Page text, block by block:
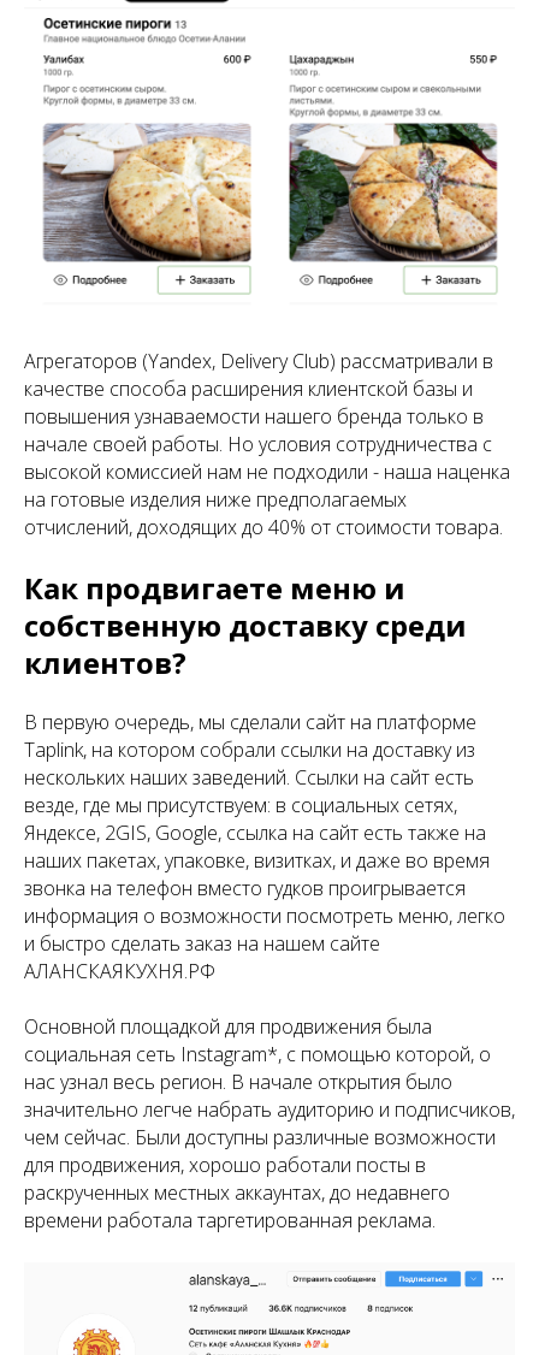
Агрегаторов (Yandex, Delivery Club) рассматривали в
качестве способа расширения клиентской базы и
повышения узнаваемости нашего бренда только в
начале своей работы. Но условия сотрудничества с
высокой комиссией нам не подходили - наша наценка
на готовые изделия ниже предполагаемых
отчислений, доходящих до 40% от стоимости товара.
Как продвигаете меню и
собственную доставку среди
клиентов?
В первую очередь, мы сделали сайт на платформе
Taplink, на котором собрали ссылки на доставку из
нескольких наших заведений. Ссылки на сайт есть
везде, где мы присутствуем: в социальных сетях,
Яндексе, 2GIS, Google, ссылка на сайт есть также на
наших пакетах, упаковке, визитках, и даже во время
звонка на телефон вместо гудков проигрывается
информация о возможности посмотреть меню, легко
и быстро сделать заказ на нашем сайте
АЛАНСКАЯКУХНЯ.РФ
Основной площадкой для продвижения была
социальная сеть Instagram*, с помощью которой, о
нас узнал весь регион. В начале открытия было
значительно легче набрать аудиторию и подписчиков,
чем сейчас. Были доступны различные возможности
для продвижения, хорошо работали посты в
раскрученных местных аккаунтах, до недавнего
времени работала таргетированная реклама.